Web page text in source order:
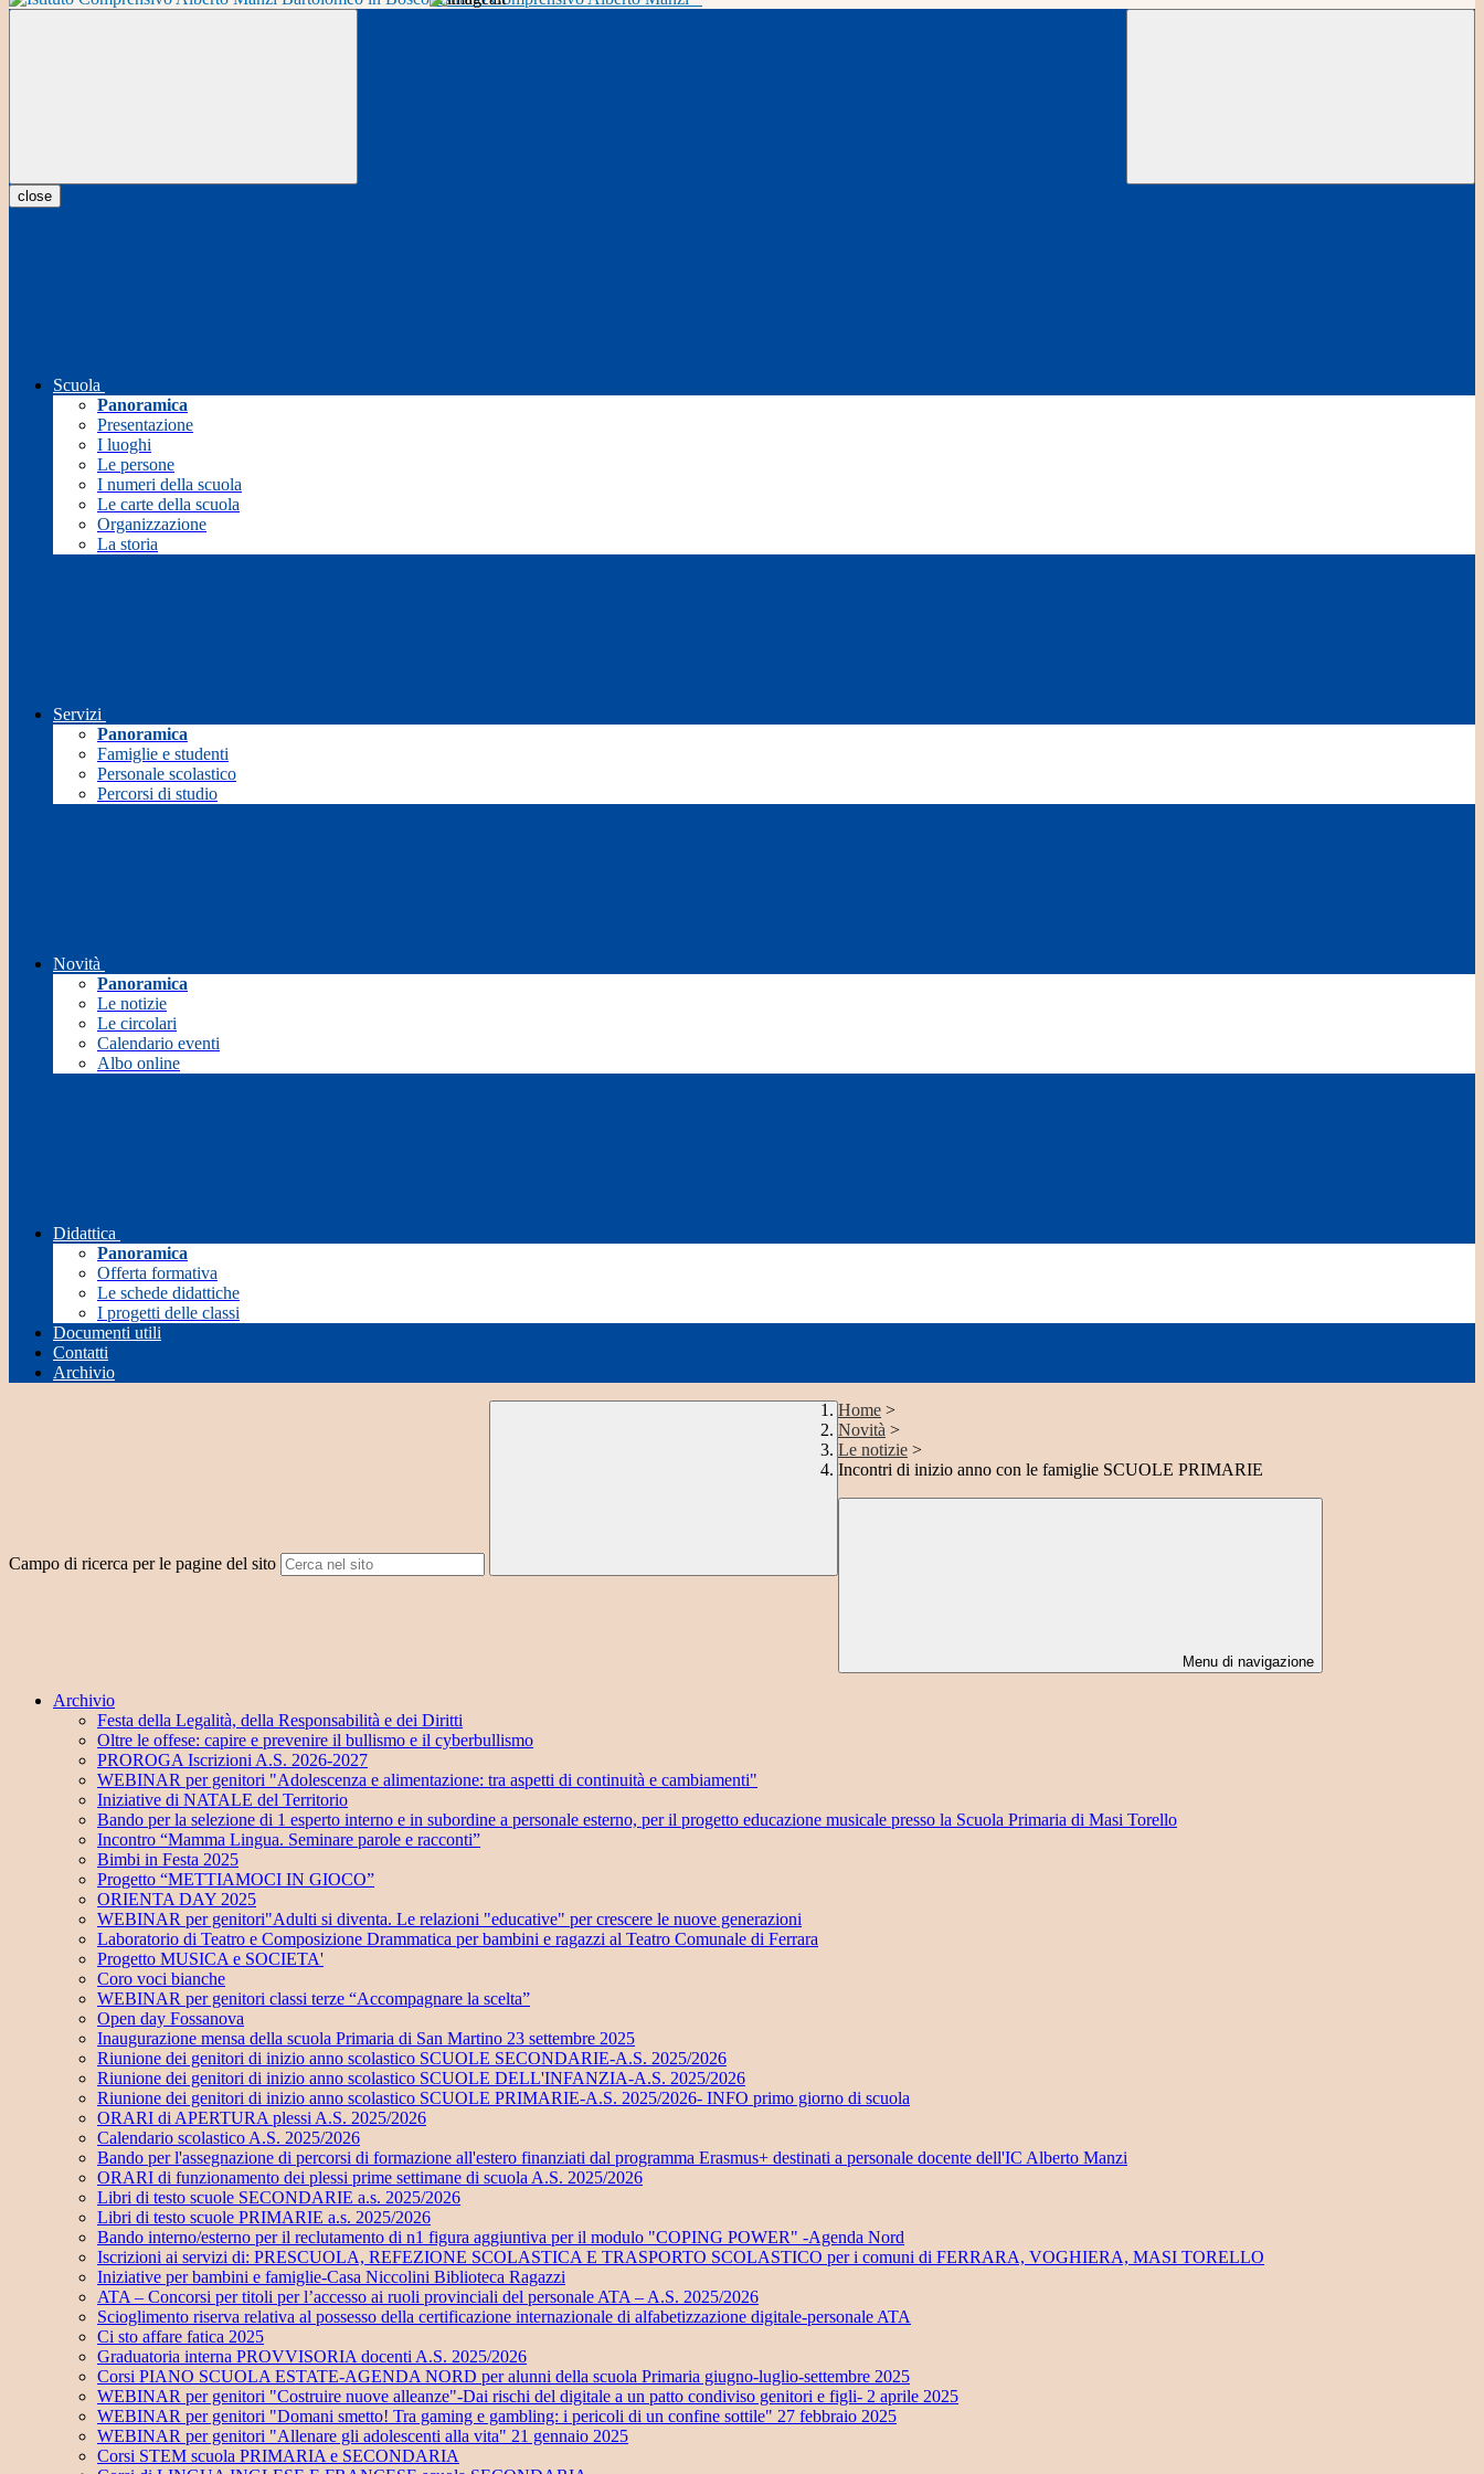
close
Scuola
Panoramica
Presentazione
I luoghi
Le persone
I numeri della scuola
Le carte della scuola
Organizzazione
La storia
Servizi
Panoramica
Famiglie e studenti
Personale scolastico
Percorsi di studio
Novità
Panoramica
Le notizie
Le circolari
Calendario eventi
Albo online
Didattica
Panoramica
Offerta formativa
Le schede didattiche
I progetti delle classi
Documenti utili
Contatti
Archivio
Campo di ricerca per le pagine del sito
Home >
Novità >
Le notizie >
Incontri di inizio anno con le famiglie SCUOLE PRIMARIE
Menu di navigazione
Archivio
Festa della Legalità, della Responsabilità e dei Diritti
Oltre le offese: capire e prevenire il bullismo e il cyberbullismo
PROROGA Iscrizioni A.S. 2026-2027
WEBINAR per genitori "Adolescenza e alimentazione: tra aspetti di continuità e cambiamenti"
Iniziative di NATALE del Territorio
Bando per la selezione di 1 esperto interno e in subordine a personale esterno, per il progetto educazione musicale presso la Scuola Primaria di Masi Torello
Incontro “Mamma Lingua. Seminare parole e racconti”
Bimbi in Festa 2025
Progetto “METTIAMOCI IN GIOCO”
ORIENTA DAY 2025
WEBINAR per genitori"Adulti si diventa. Le relazioni "educative" per crescere le nuove generazioni
Laboratorio di Teatro e Composizione Drammatica per bambini e ragazzi al Teatro Comunale di Ferrara
Progetto MUSICA e SOCIETA'
Coro voci bianche
WEBINAR per genitori classi terze “Accompagnare la scelta”
Open day Fossanova
Inaugurazione mensa della scuola Primaria di San Martino 23 settembre 2025
Riunione dei genitori di inizio anno scolastico SCUOLE SECONDARIE-A.S. 2025/2026
Riunione dei genitori di inizio anno scolastico SCUOLE DELL'INFANZIA-A.S. 2025/2026
Riunione dei genitori di inizio anno scolastico SCUOLE PRIMARIE-A.S. 2025/2026- INFO primo giorno di scuola
ORARI di APERTURA plessi A.S. 2025/2026
Calendario scolastico A.S. 2025/2026
Bando per l'assegnazione di percorsi di formazione all'estero finanziati dal programma Erasmus+ destinati a personale docente dell'IC Alberto Manzi
ORARI di funzionamento dei plessi prime settimane di scuola A.S. 2025/2026
Libri di testo scuole SECONDARIE a.s. 2025/2026
Libri di testo scuole PRIMARIE a.s. 2025/2026
Bando interno/esterno per il reclutamento di n1 figura aggiuntiva per il modulo "COPING POWER" -Agenda Nord
Iscrizioni ai servizi di: PRESCUOLA, REFEZIONE SCOLASTICA E TRASPORTO SCOLASTICO per i comuni di FERRARA, VOGHIERA, MASI TORELLO
Iniziative per bambini e famiglie-Casa Niccolini Biblioteca Ragazzi
ATA – Concorsi per titoli per l’accesso ai ruoli provinciali del personale ATA – A.S. 2025/2026
Scioglimento riserva relativa al possesso della certificazione internazionale di alfabetizzazione digitale-personale ATA
Ci sto affare fatica 2025
Graduatoria interna PROVVISORIA docenti A.S. 2025/2026
Corsi PIANO SCUOLA ESTATE-AGENDA NORD per alunni della scuola Primaria giugno-luglio-settembre 2025
WEBINAR per genitori "Costruire nuove alleanze"-Dai rischi del digitale a un patto condiviso genitori e figli- 2 aprile 2025
WEBINAR per genitori "Domani smetto! Tra gaming e gambling: i pericoli di un confine sottile" 27 febbraio 2025
WEBINAR per genitori "Allenare gli adolescenti alla vita" 21 gennaio 2025
Corsi STEM scuola PRIMARIA e SECONDARIA